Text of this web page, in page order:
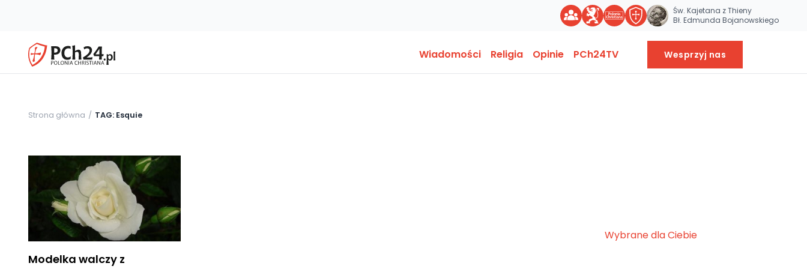
Św. Kajetana z Thieny
Bł. Edmunda Bojanowskiego
Wiadomości Religia Opinie PCh24TV Wesprzyj nas
Strona główna TAG: Esquie
Modelka walczy z
Wybrane dla Ciebie